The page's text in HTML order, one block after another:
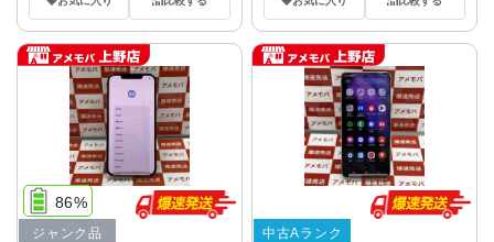
86%
ジャンク品 中古Aランク